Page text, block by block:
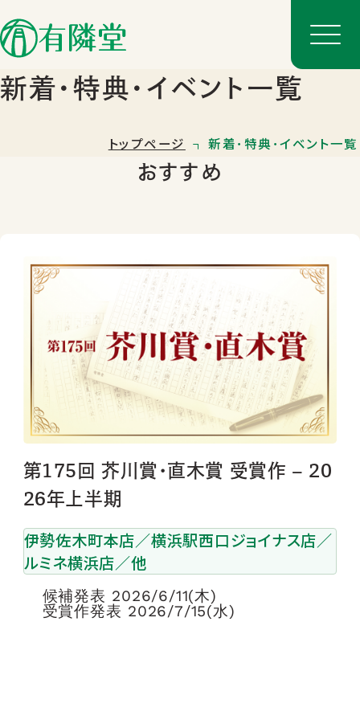
店舗一覧
店舗のご案内
新着･特典･イベント一覧
トップページ 新着･特典･イベント一覧
おすすめ
第175回 芥川賞･直木賞 受賞作 – 20
26年上半期
伊勢佐木町本店／横浜駅西口ジョイナス店／
ルミネ横浜店／他
候補発表 2026/6/11(木)
受賞作発表 2026/7/15(水)